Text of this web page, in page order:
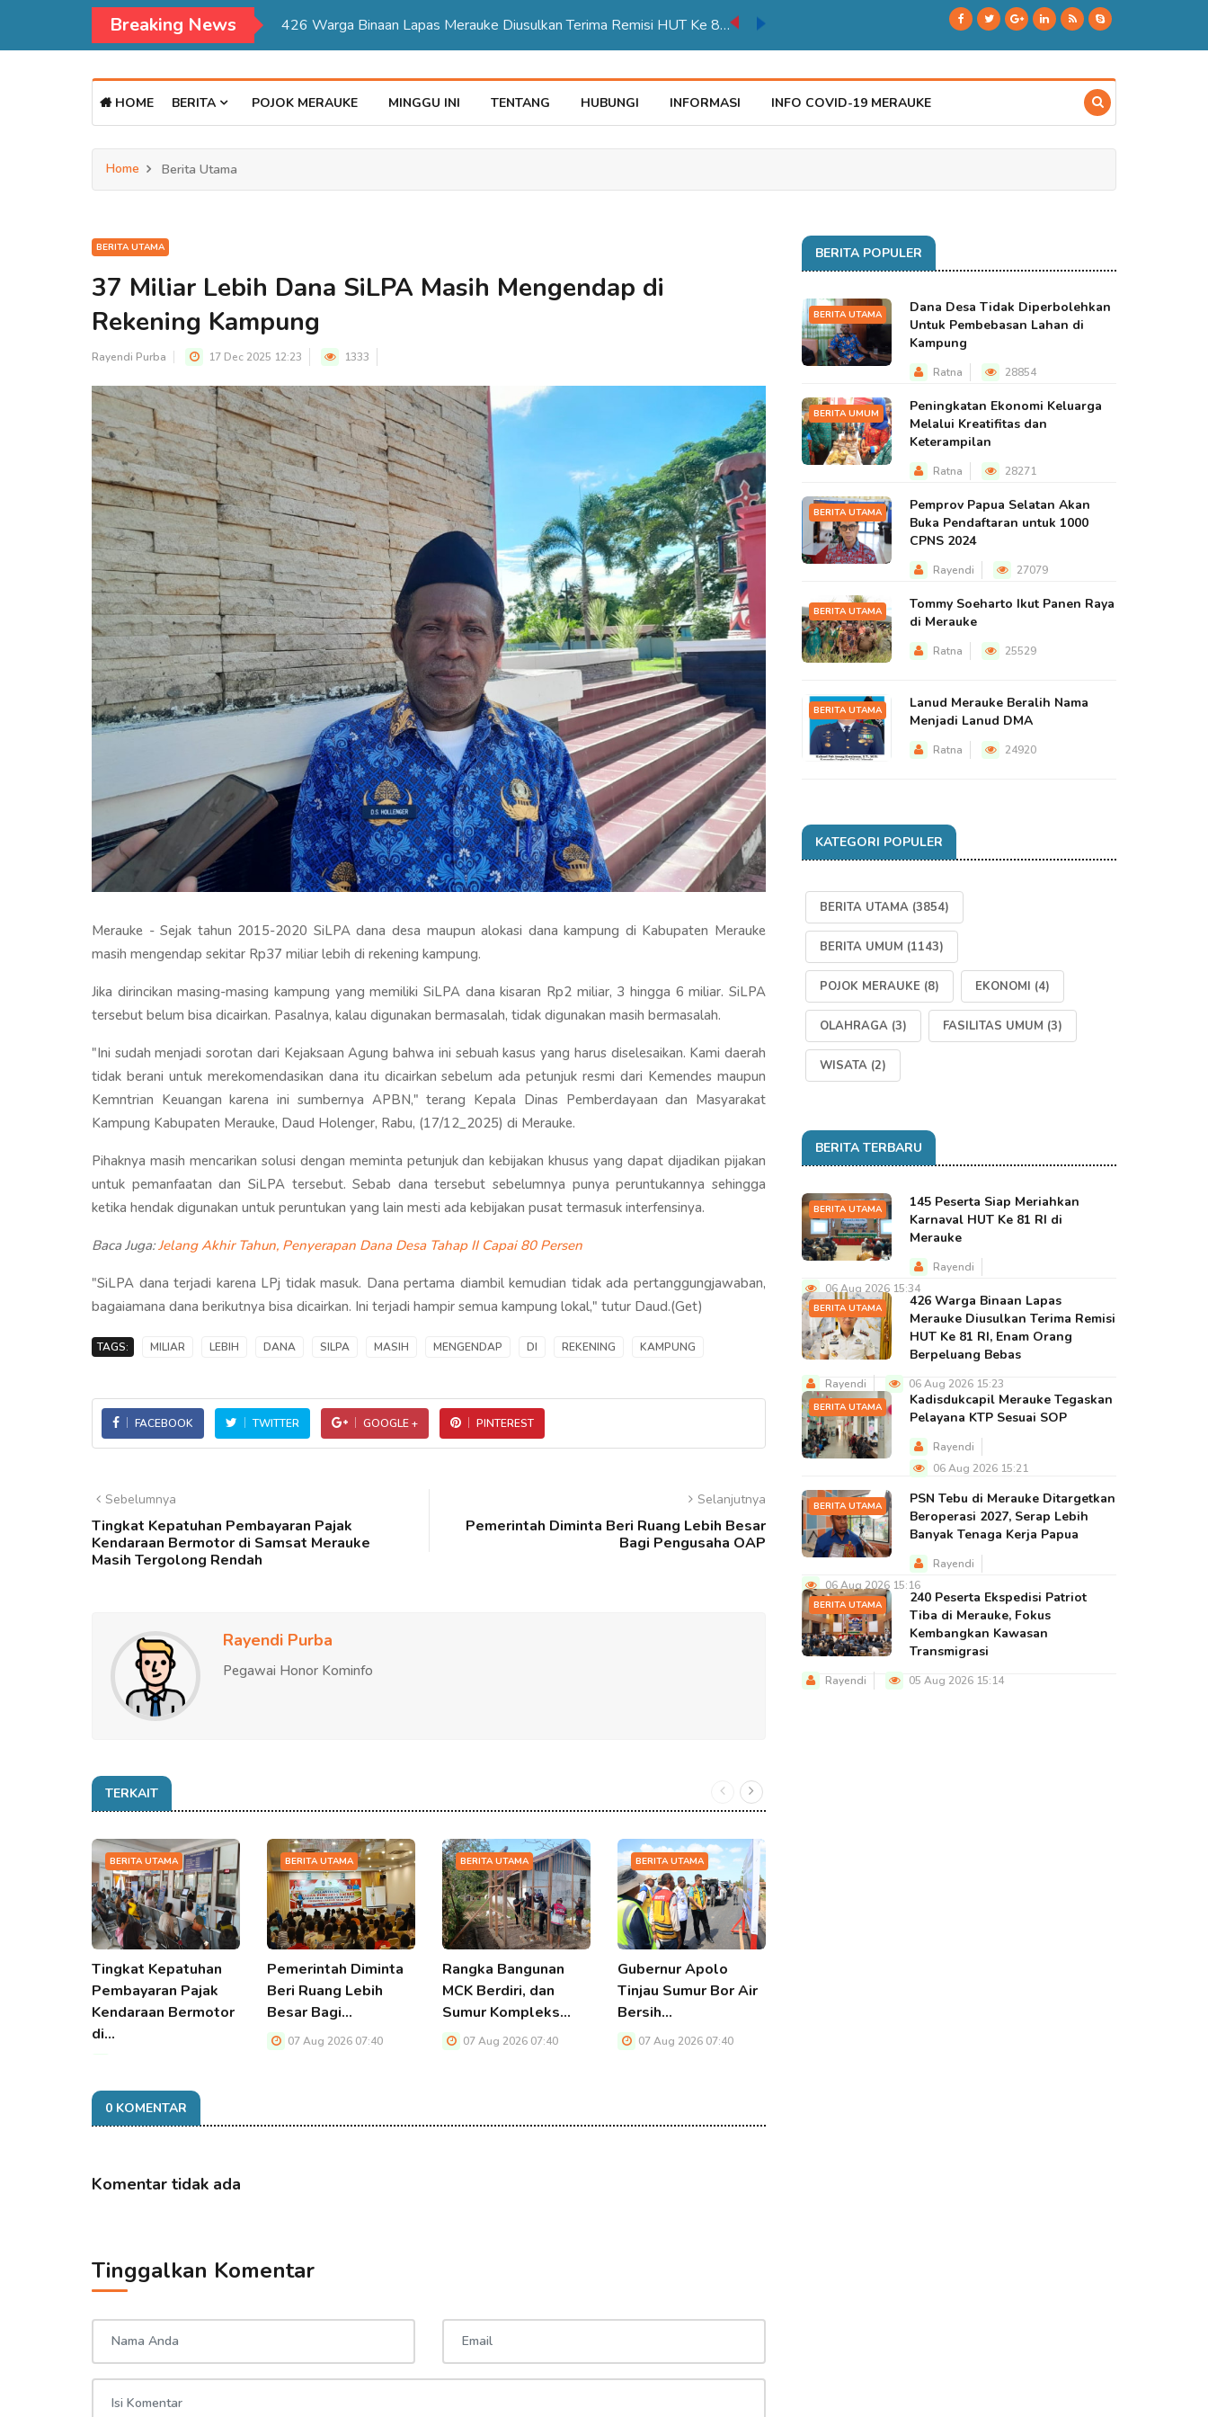
Breaking News Kadisdukcapil Merauke Tegaskan Pelayana KTP Sesuai SOP
HOME BERITA POJOK MERAUKE MINGGU INI TENTANG HUBUNGI INFORMASI INFO COVID-19 MERAUKE
Home Berita Utama
BERITA UTAMA
37 Miliar Lebih Dana SiLPA Masih Mengendap di
Rekening Kampung
Rayendi Purba 17 Dec 2025 12:23 1333
Merauke - Sejak tahun 2015-2020 SiLPA dana desa maupun alokasi dana kampung di Kabupaten Merauke
masih mengendap sekitar Rp37 miliar lebih di rekening kampung.
Jika dirincikan masing-masing kampung yang memiliki SiLPA dana kisaran Rp2 miliar, 3 hingga 6 miliar. SiLPA
tersebut belum bisa dicairkan. Pasalnya, kalau digunakan bermasalah, tidak digunakan masih bermasalah.
"Ini sudah menjadi sorotan dari Kejaksaan Agung bahwa ini sebuah kasus yang harus diselesaikan. Kami daerah
tidak berani untuk merekomendasikan dana itu dicairkan sebelum ada petunjuk resmi dari Kemendes maupun
Kemntrian Keuangan karena ini sumbernya APBN," terang Kepala Dinas Pemberdayaan dan Masyarakat
Kampung Kabupaten Merauke, Daud Holenger, Rabu, (17/12_2025) di Merauke.
Pihaknya masih mencarikan solusi dengan meminta petunjuk dan kebijakan khusus yang dapat dijadikan pijakan
untuk pemanfaatan dan SiLPA tersebut. Sebab dana tersebut sebelumnya punya peruntukannya sehingga
ketika hendak digunakan untuk peruntukan yang lain mesti ada kebijakan pusat termasuk interfensinya.
Baca Juga:Jelang Akhir Tahun, Penyerapan Dana Desa Tahap II Capai 80 Persen
"SiLPA dana terjadi karena LPj tidak masuk. Dana pertama diambil kemudian tidak ada pertanggungjawaban,
bagaiamana dana berikutnya bisa dicairkan. Ini terjadi hampir semua kampung lokal," tutur Daud.(Get)
TAGS: MILIAR LEBIH DANA SILPA MASIH MENGENDAP DI REKENING KAMPUNG
FACEBOOK TWITTER GOOGLE + PINTEREST
Sebelumnya
Tingkat Kepatuhan Pembayaran Pajak
Kendaraan Bermotor di Samsat Merauke
Masih Tergolong Rendah
Selanjutnya
Pemerintah Diminta Beri Ruang Lebih Besar
Bagi Pengusaha OAP
Rayendi Purba
Pegawai Honor Kominfo
TERKAIT
BERITA UTAMA
Tingkat Kepatuhan
Pembayaran Pajak
Kendaraan Bermotor
di…
BERITA UTAMA
Pemerintah Diminta
Beri Ruang Lebih
Besar Bagi…
07 Aug 2026 07:40
BERITA UTAMA
Rangka Bangunan
MCK Berdiri, dan
Sumur Kompleks…
07 Aug 2026 07:40
BERITA UTAMA
Gubernur Apolo
Tinjau Sumur Bor Air
Bersih…
07 Aug 2026 07:40
0 KOMENTAR
Komentar tidak ada
Tinggalkan Komentar
BERITA POPULER
BERITA UTAMA
Dana Desa Tidak Diperbolehkan
Untuk Pembebasan Lahan di
Kampung
Ratna 28854
BERITA UMUM
Peningkatan Ekonomi Keluarga
Melalui Kreatifitas dan
Keterampilan
Ratna 28271
BERITA UTAMA
Pemprov Papua Selatan Akan
Buka Pendaftaran untuk 1000
CPNS 2024
Rayendi 27079
BERITA UTAMA
Tommy Soeharto Ikut Panen Raya
di Merauke
Ratna 25529
BERITA UTAMA
Lanud Merauke Beralih Nama
Menjadi Lanud DMA
Ratna 24920
KATEGORI POPULER
BERITA UTAMA (3854)
BERITA UMUM (1143)
POJOK MERAUKE (8) EKONOMI (4)
OLAHRAGA (3) FASILITAS UMUM (3)
WISATA (2)
BERITA TERBARU
BERITA UTAMA
145 Peserta Siap Meriahkan
Karnaval HUT Ke 81 RI di
Merauke
Rayendi
06 Aug 2026 15:34
BERITA UTAMA
426 Warga Binaan Lapas
Merauke Diusulkan Terima Remisi
HUT Ke 81 RI, Enam Orang
Berpeluang Bebas
Rayendi 06 Aug 2026 15:23
BERITA UTAMA
Kadisdukcapil Merauke Tegaskan
Pelayana KTP Sesuai SOP
Rayendi
06 Aug 2026 15:21
BERITA UTAMA
PSN Tebu di Merauke Ditargetkan
Beroperasi 2027, Serap Lebih
Banyak Tenaga Kerja Papua
Rayendi
06 Aug 2026 15:16
BERITA UTAMA
240 Peserta Ekspedisi Patriot
Tiba di Merauke, Fokus
Kembangkan Kawasan
Transmigrasi
Rayendi 05 Aug 2026 15:14